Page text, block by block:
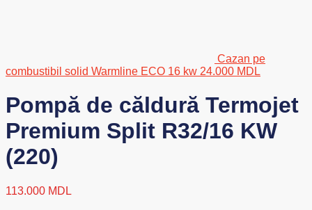
Cazan pe
combustibil solid Warmline ECO 16 kw 24.000 MDL
Pompă de căldură Termojet
Premium Split R32/16 KW
(220)
113.000 MDL